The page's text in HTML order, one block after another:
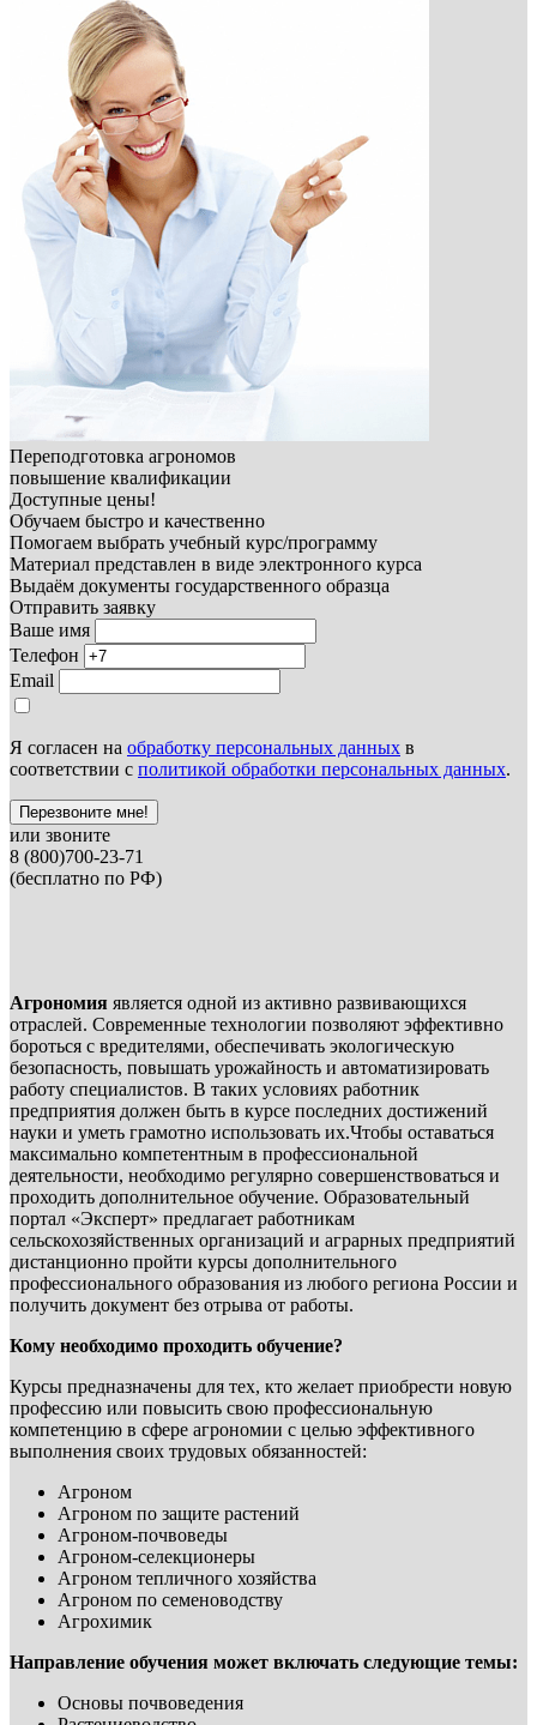
Переподготовка агрономов
повышение квалификации
Доступные цены!
Обучаем быстро и качественно
Помогаем выбрать учебный курс/программу
Материал представлен в виде электронного курса
Выдаём документы государственного образца
Отправить заявку
Ваше имя
Телефон
Email
Я согласен на обработку персональных данных в
соответствии с политикой обработки персональных данных.
Перезвоните мне!
или звоните
8 (800)700-23-71
(бесплатно по РФ)
Агрономия является одной из активно развивающихся
отраслей. Современные технологии позволяют эффективно
бороться с вредителями, обеспечивать экологическую
безопасность, повышать урожайность и автоматизировать
работу специалистов. В таких условиях работник
предприятия должен быть в курсе последних достижений
науки и уметь грамотно использовать их.Чтобы оставаться
максимально компетентным в профессиональной
деятельности, необходимо регулярно совершенствоваться и
проходить дополнительное обучение. Образовательный
портал «Эксперт» предлагает работникам
сельскохозяйственных организаций и аграрных предприятий
дистанционно пройти курсы дополнительного
профессионального образования из любого региона России и
получить документ без отрыва от работы.
Кому необходимо проходить обучение?
Курсы предназначены для тех, кто желает приобрести новую
профессию или повысить свою профессиональную
компетенцию в сфере агрономии с целью эффективного
выполнения своих трудовых обязанностей:
Агроном
Агроном по защите растений
Агроном-почвоведы
Агроном-селекционеры
Агроном тепличного хозяйства
Агроном по семеноводству
Агрохимик
Направление обучения может включать следующие темы:
Основы почвоведения